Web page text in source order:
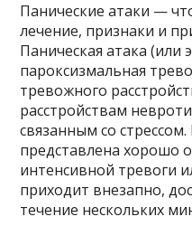
Панические атаки —
лечение, признаки и
Паническая атака (или
пароксизмальная
тревожного
расстройствам
связанным со
представлена хорошо
интенсивной тревоги
приходит внезапно,
течение нескольких